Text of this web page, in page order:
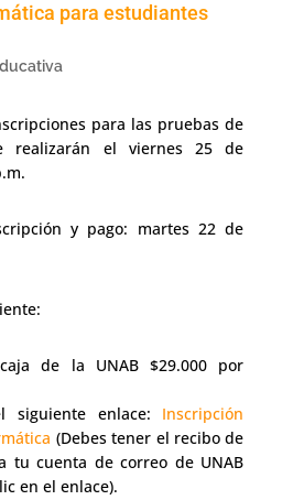
para estudiantes
para las pruebas de
realizarán el viernes 25 de
y pago: martes 22 de
de la UNAB $29.000 por
siguiente enlace:
Inscripción
(Debes tener el recibo de
tu cuenta de correo de UNAB
en el enlace).